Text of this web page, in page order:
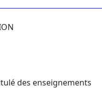
des enseignements